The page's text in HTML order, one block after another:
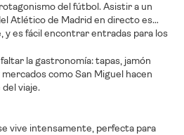
del fútbol. Asistir a un
Atlético de Madrid en directo es
y es fácil encontrar entradas para los
la gastronomía: tapas, jamón
como San Miguel hacen
viaje.
vive intensamente, perfecta para